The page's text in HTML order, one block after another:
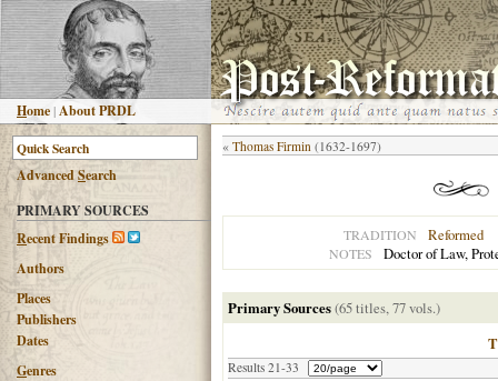
Home |About PRDL
AdvancedSearch
PRIMARY SOURCES
Recent Findings
Authors
Places
Publishers
Dates
Genres
« Thomas Firmin (1632-1697)
TRADITION Reformed
NOTES Doctor of Law,
Primary Sources(65 titles, 77 vols.)
Results 21-33